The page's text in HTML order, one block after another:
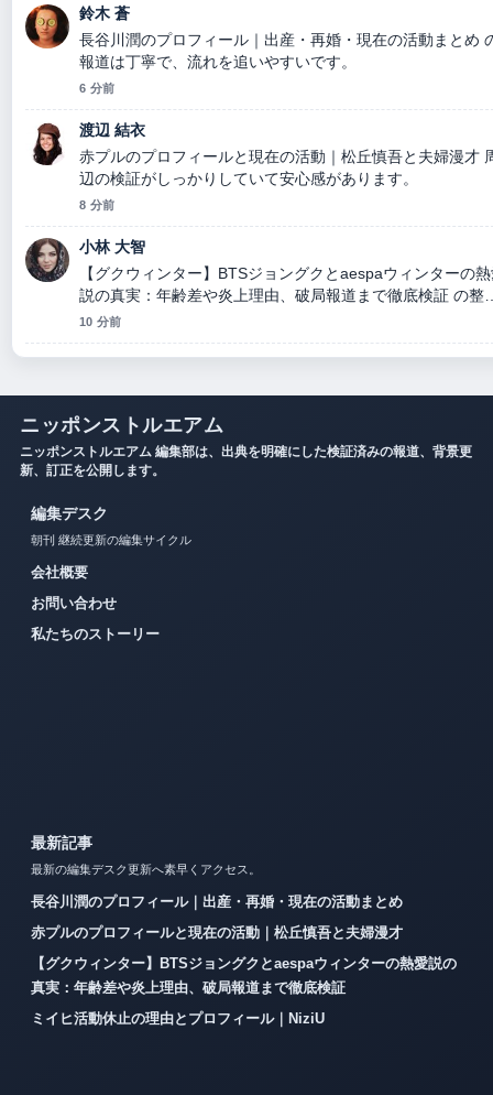
鈴木 蒼
長谷川潤のプロフィール｜出産・再婚・現在の活動まとめ
報道は丁寧で、流れを追いやすいです。
6 分前
渡辺 結衣
赤プルのプロフィールと現在の活動｜松丘慎吾と夫婦漫才
辺の検証がしっかりしていて安心感があります。
8 分前
小林 大智
【グクウィンター】BTSジョングクとaespaウィンターの
説の真実：年齢差や炎上理由、破局報道まで徹底検証 の整
がとても分かりやすいです。今日の中でも特に読みやすい
す。
10 分前
ニッポンストルエアム
ニッポンストルエアム 編集部は、出典を明確にした検証済みの報道、背景更
新、訂正を公開します。
編集デスク
朝刊 継続更新の編集サイクル
会社概要
お問い合わせ
私たちのストーリー
最新記事
最新の編集デスク更新へ素早くアクセス。
長谷川潤のプロフィール｜出産・再婚・現在の活動まとめ
赤プルのプロフィールと現在の活動｜松丘慎吾と夫婦漫才
【グクウィンター】BTSジョングクとaespaウィンターの熱愛説の
真実：年齢差や炎上理由、破局報道まで徹底検証
ミイヒ活動休止の理由とプロフィール｜NiziU